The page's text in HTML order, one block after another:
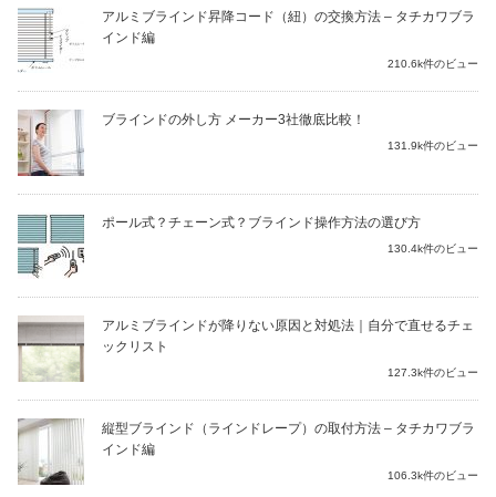
アルミブラインド昇降コード（紐）の交換方法 – タチカワブラ
インド編
210.6k件のビュー
ブラインドの外し方 メーカー3社徹底比較！
131.9k件のビュー
ポール式？チェーン式？ブラインド操作方法の選び方
130.4k件のビュー
アルミブラインドが降りない原因と対処法｜自分で直せるチェ
ックリスト
127.3k件のビュー
縦型ブラインド（ラインドレープ）の取付方法 – タチカワブラ
インド編
106.3k件のビュー